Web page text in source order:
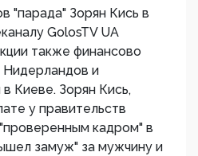
"парада" Зорян Кись в
GolosTV UA
также финансово
Нидерландов и
Киеве. Зорян Кись,
у правительств
кадром" в
замуж" за мужчину и